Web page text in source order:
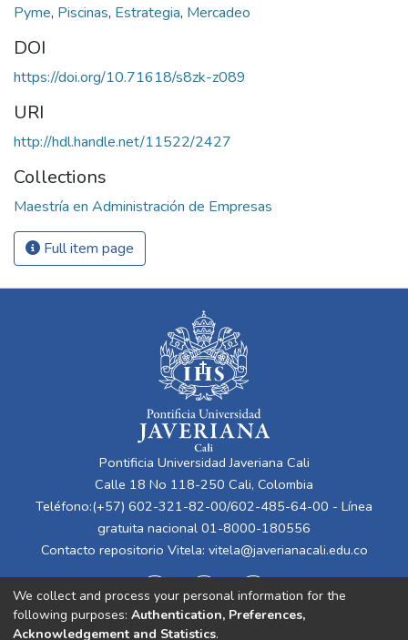
Pyme, Piscinas, Estrategia, Mercadeo
DOI
https://doi.org/10.71618/s8zk-z089
URI
http://hdl.handle.net/11522/2427
Collections
Maestría en Administración de Empresas
Full item page
Pontificia Universidad Javeriana Cali
Calle 18 No 118-250 Cali, Colombia
Teléfono:(+57) 602-321-82-00/602-485-64-00 - Línea
gratuita nacional 01-8000-180556
Contacto repositorio Vitela: vitela@javerianacali.edu.co
We collect and process your personal information for the
following purposes: Authentication, Preferences,
Acknowledgement and Statistics.